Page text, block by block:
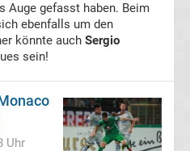
Auge gefasst haben. Beim
ebenfalls um den
könnte auch Sergio
sein!
Uhr